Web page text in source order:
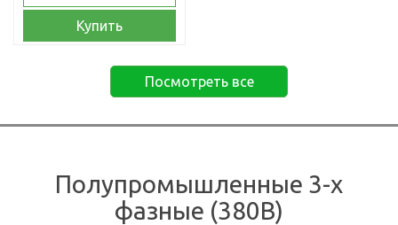
Купить
Посмотреть все
Полупромышленные 3-х
фазные (380В)